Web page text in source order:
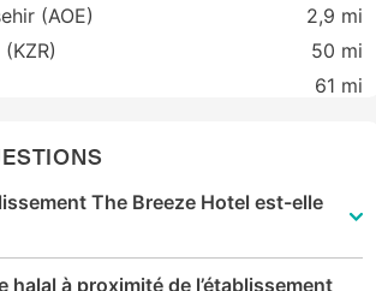
(AOE)
2,9 mi
50 mi
61 mi
The Breeze Hotel est-elle
à proximité de l’établissement